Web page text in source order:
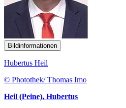
Bildinformationen
Hubertus Heil
© Photothek/ Thomas Imo
Heil (Peine), Hubertus